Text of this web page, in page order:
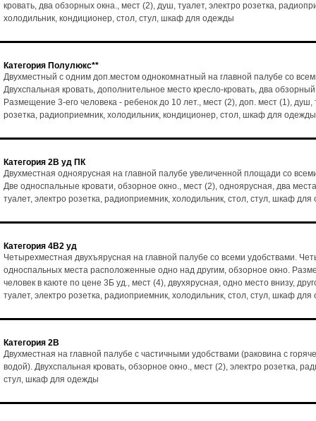
кровать, два обзорных окна., мест (2), душ, туалет, электро розетка,
холодильник, кондиционер, стол, стул, шкаф для одежды
Категория Полулюкс**
Двухместный с одним доп.местом однокомнатный на главной палубе со
Двухспальная кровать, дополнительное место кресло-кровать, два
Размещение 3-его человека - ребенок до 10 лет., мест (2), доп. мест (1), душ,
розетка, радиоприемник, холодильник, кондиционер, стол, шкаф для одежды
Категория 2В уд ПК
Двухместная одноярусная на главной палубе увеличенной площади со
Две односпальные кровати, обзорное окно., мест (2), одноярусная, два
туалет, электро розетка, радиоприемник, холодильник, стол, стул, шкаф
Категория 4В2 уд
Четырехместная двухъярусная на главной палубе со всеми удобствами.
односпальных места расположенные одно над другим, обзорное окно.
человек в каюте по цене 3Б уд., мест (4), двухярусная, одно место внизу,
туалет, электро розетка, радиоприемник, холодильник, стол, стул, шкаф
Категория 2В
Двухместная на главной палубе с частичными удобствами (раковина с
водой). Двухспальная кровать, обзорное окно., мест (2), электро розетка,
стул, шкаф для одежды